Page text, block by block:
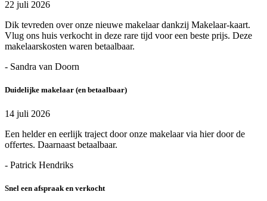
22 juli 2026
Dik tevreden over onze nieuwe makelaar dankzij Makelaar-kaart.
Vlug ons huis verkocht in deze rare tijd voor een beste prijs. Deze
makelaarskosten waren betaalbaar.
- Sandra van Doorn
Duidelijke makelaar (en betaalbaar)
14 juli 2026
Een helder en eerlijk traject door onze makelaar via hier door de
offertes. Daarnaast betaalbaar.
- Patrick Hendriks
Snel een afspraak en verkocht